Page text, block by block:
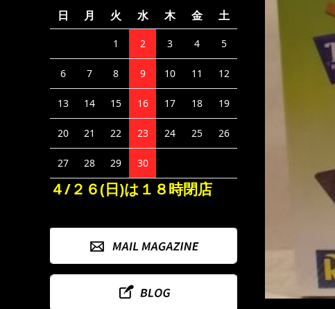
日
月 火 水 木 金 土
1 2 3 4 5
6 7 8 9 10 11 12
13 14 15 16 17 18 19
20 21 22 23 24 25 26
27 28 29 30
４/２６(日)は１８時閉店